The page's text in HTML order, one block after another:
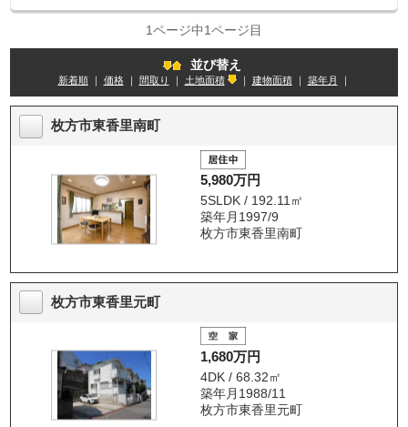
1ページ中1ページ目
並び替え
新着順｜ 価格｜ 間取り 土地面積 ｜ 建物面積｜ 築年月
枚方市東香里南町
5,980万円
5SLDK / 192.11㎡
築年月1997/9
枚方市東香里南町
枚方市東香里元町
1,680万円
4DK / 68.32㎡
築年月1988/11
枚方市東香里元町